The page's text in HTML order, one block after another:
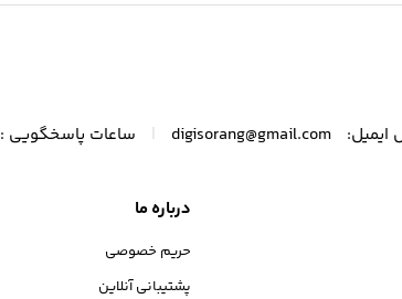
KULZER BOND UNIVERSAL
ایمیل: digisorang@gmail.com ساعات پاسخگویی : 9 الی 20
درباره ما
حریم خصوصی
پشتیبانی آنلاین